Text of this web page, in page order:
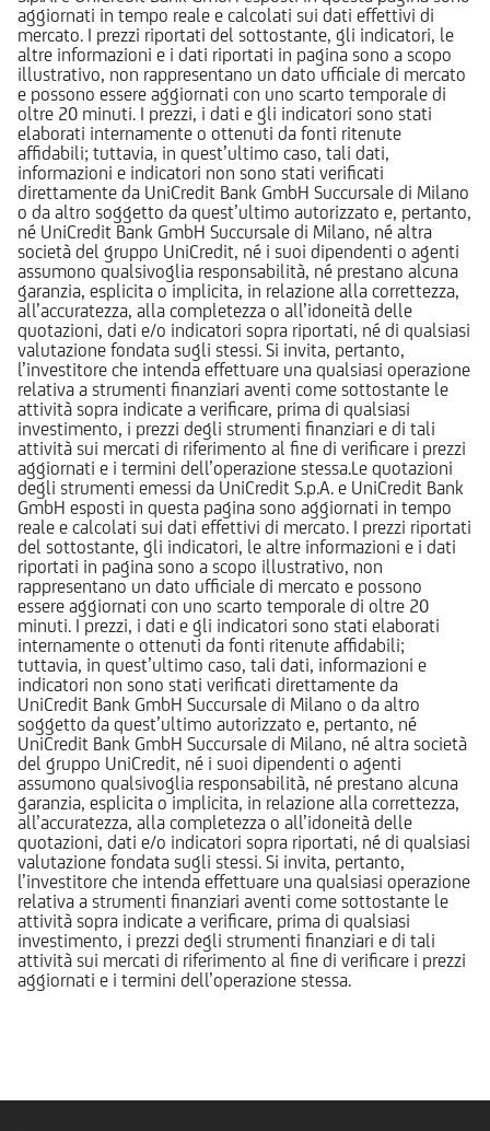
aggiornati in tempo reale e calcolati sui dati effettivi di
mercato. I prezzi riportati del sottostante, gli indicatori, le
altre informazioni e i dati riportati in pagina sono a scopo
illustrativo, non rappresentano un dato ufficiale di mercato
e possono essere aggiornati con uno scarto temporale di
oltre 20 minuti. I prezzi, i dati e gli indicatori sono stati
elaborati internamente o ottenuti da fonti ritenute
affidabili; tuttavia, in quest’ultimo caso, tali dati,
informazioni e indicatori non sono stati verificati
direttamente da UniCredit Bank GmbH Succursale di Milano
o da altro soggetto da quest’ultimo autorizzato e, pertanto,
né UniCredit Bank GmbH Succursale di Milano, né altra
società del gruppo UniCredit, né i suoi dipendenti o agenti
assumono qualsivoglia responsabilità, né prestano alcuna
garanzia, esplicita o implicita, in relazione alla correttezza,
all’accuratezza, alla completezza o all’idoneità delle
quotazioni, dati e/o indicatori sopra riportati, né di qualsiasi
valutazione fondata sugli stessi. Si invita, pertanto,
l’investitore che intenda effettuare una qualsiasi operazione
relativa a strumenti finanziari aventi come sottostante le
attività sopra indicate a verificare, prima di qualsiasi
investimento, i prezzi degli strumenti finanziari e di tali
attività sui mercati di riferimento al fine di verificare i prezzi
aggiornati e i termini dell’operazione stessa.Le quotazioni
degli strumenti emessi da UniCredit S.p.A. e UniCredit Bank
GmbH esposti in questa pagina sono aggiornati in tempo
reale e calcolati sui dati effettivi di mercato. I prezzi riportati
del sottostante, gli indicatori, le altre informazioni e i dati
riportati in pagina sono a scopo illustrativo, non
rappresentano un dato ufficiale di mercato e possono
essere aggiornati con uno scarto temporale di oltre 20
minuti. I prezzi, i dati e gli indicatori sono stati elaborati
internamente o ottenuti da fonti ritenute affidabili;
tuttavia, in quest’ultimo caso, tali dati, informazioni e
indicatori non sono stati verificati direttamente da
UniCredit Bank GmbH Succursale di Milano o da altro
soggetto da quest’ultimo autorizzato e, pertanto, né
UniCredit Bank GmbH Succursale di Milano, né altra società
del gruppo UniCredit, né i suoi dipendenti o agenti
assumono qualsivoglia responsabilità, né prestano alcuna
garanzia, esplicita o implicita, in relazione alla correttezza,
all’accuratezza, alla completezza o all’idoneità delle
quotazioni, dati e/o indicatori sopra riportati, né di qualsiasi
valutazione fondata sugli stessi. Si invita, pertanto,
l’investitore che intenda effettuare una qualsiasi operazione
relativa a strumenti finanziari aventi come sottostante le
attività sopra indicate a verificare, prima di qualsiasi
investimento, i prezzi degli strumenti finanziari e di tali
attività sui mercati di riferimento al fine di verificare i prezzi
aggiornati e i termini dell’operazione stessa.